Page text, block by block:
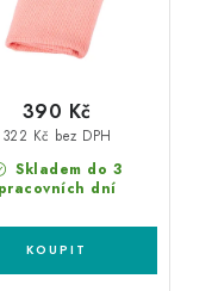
Skladem do 3
pracovních dní
322 Kč bez DPH
390 Kč